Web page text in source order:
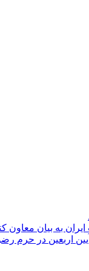
به بیان معاون
اربعین در حرم